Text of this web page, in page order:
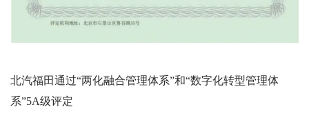
北汽福田通过“两化融合管理体系”和“数字化转型管理体
系”5A级评定